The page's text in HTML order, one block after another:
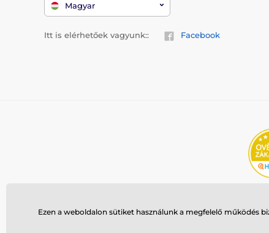
Magyar
Itt is elérhetőek vagyunk:: Facebook
Ezen a weboldalon sütiket használunk a megfelelő működés